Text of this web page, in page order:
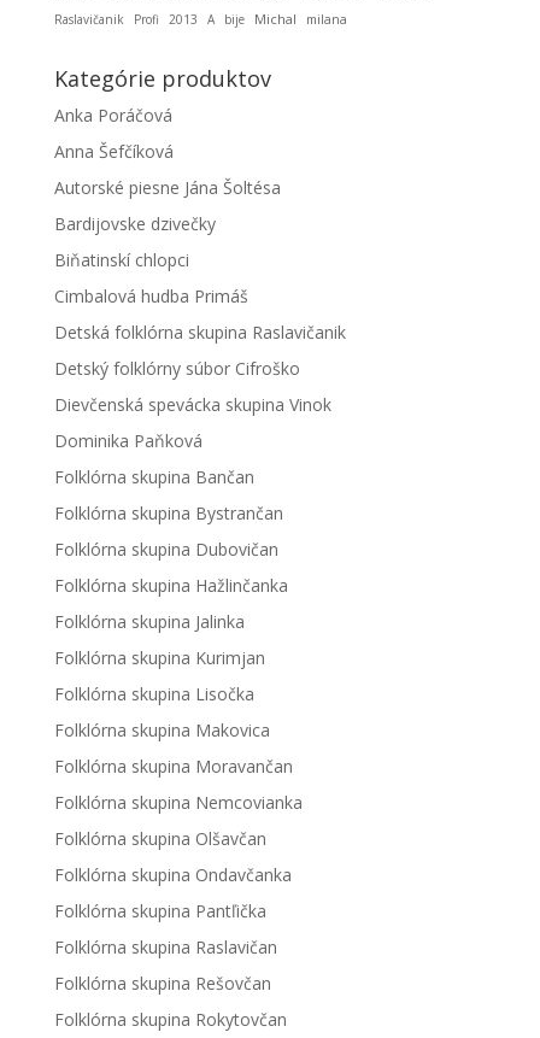
Raslavičanik
Profi 2013 A bije Michal milana
Kategórie produktov
Anka Poráčová
Anna Šefčíková
Autorské piesne Jána Šoltésa
Bardijovske dzivečky
Biňatinskí chlopci
Cimbalová hudba Primáš
Detská folklórna skupina Raslavičanik
Detský folklórny súbor Cifroško
Dievčenská spevácka skupina Vinok
Dominika Paňková
Folklórna skupina Bančan
Folklórna skupina Bystrančan
Folklórna skupina Dubovičan
Folklórna skupina Hažlinčanka
Folklórna skupina Jalinka
Folklórna skupina Kurimjan
Folklórna skupina Lisočka
Folklórna skupina Makovica
Folklórna skupina Moravančan
Folklórna skupina Nemcovianka
Folklórna skupina Olšavčan
Folklórna skupina Ondavčanka
Folklórna skupina Pantľička
Folklórna skupina Raslavičan
Folklórna skupina Rešovčan
Folklórna skupina Rokytovčan